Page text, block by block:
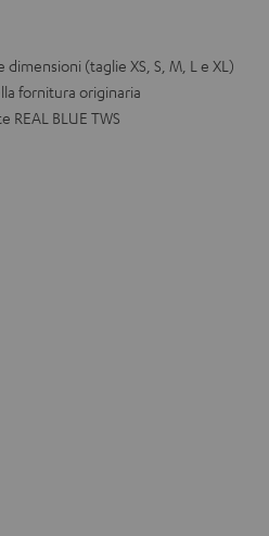
(taglie XS, S, M, L e XL)
fornitura originaria
BLUE TWS